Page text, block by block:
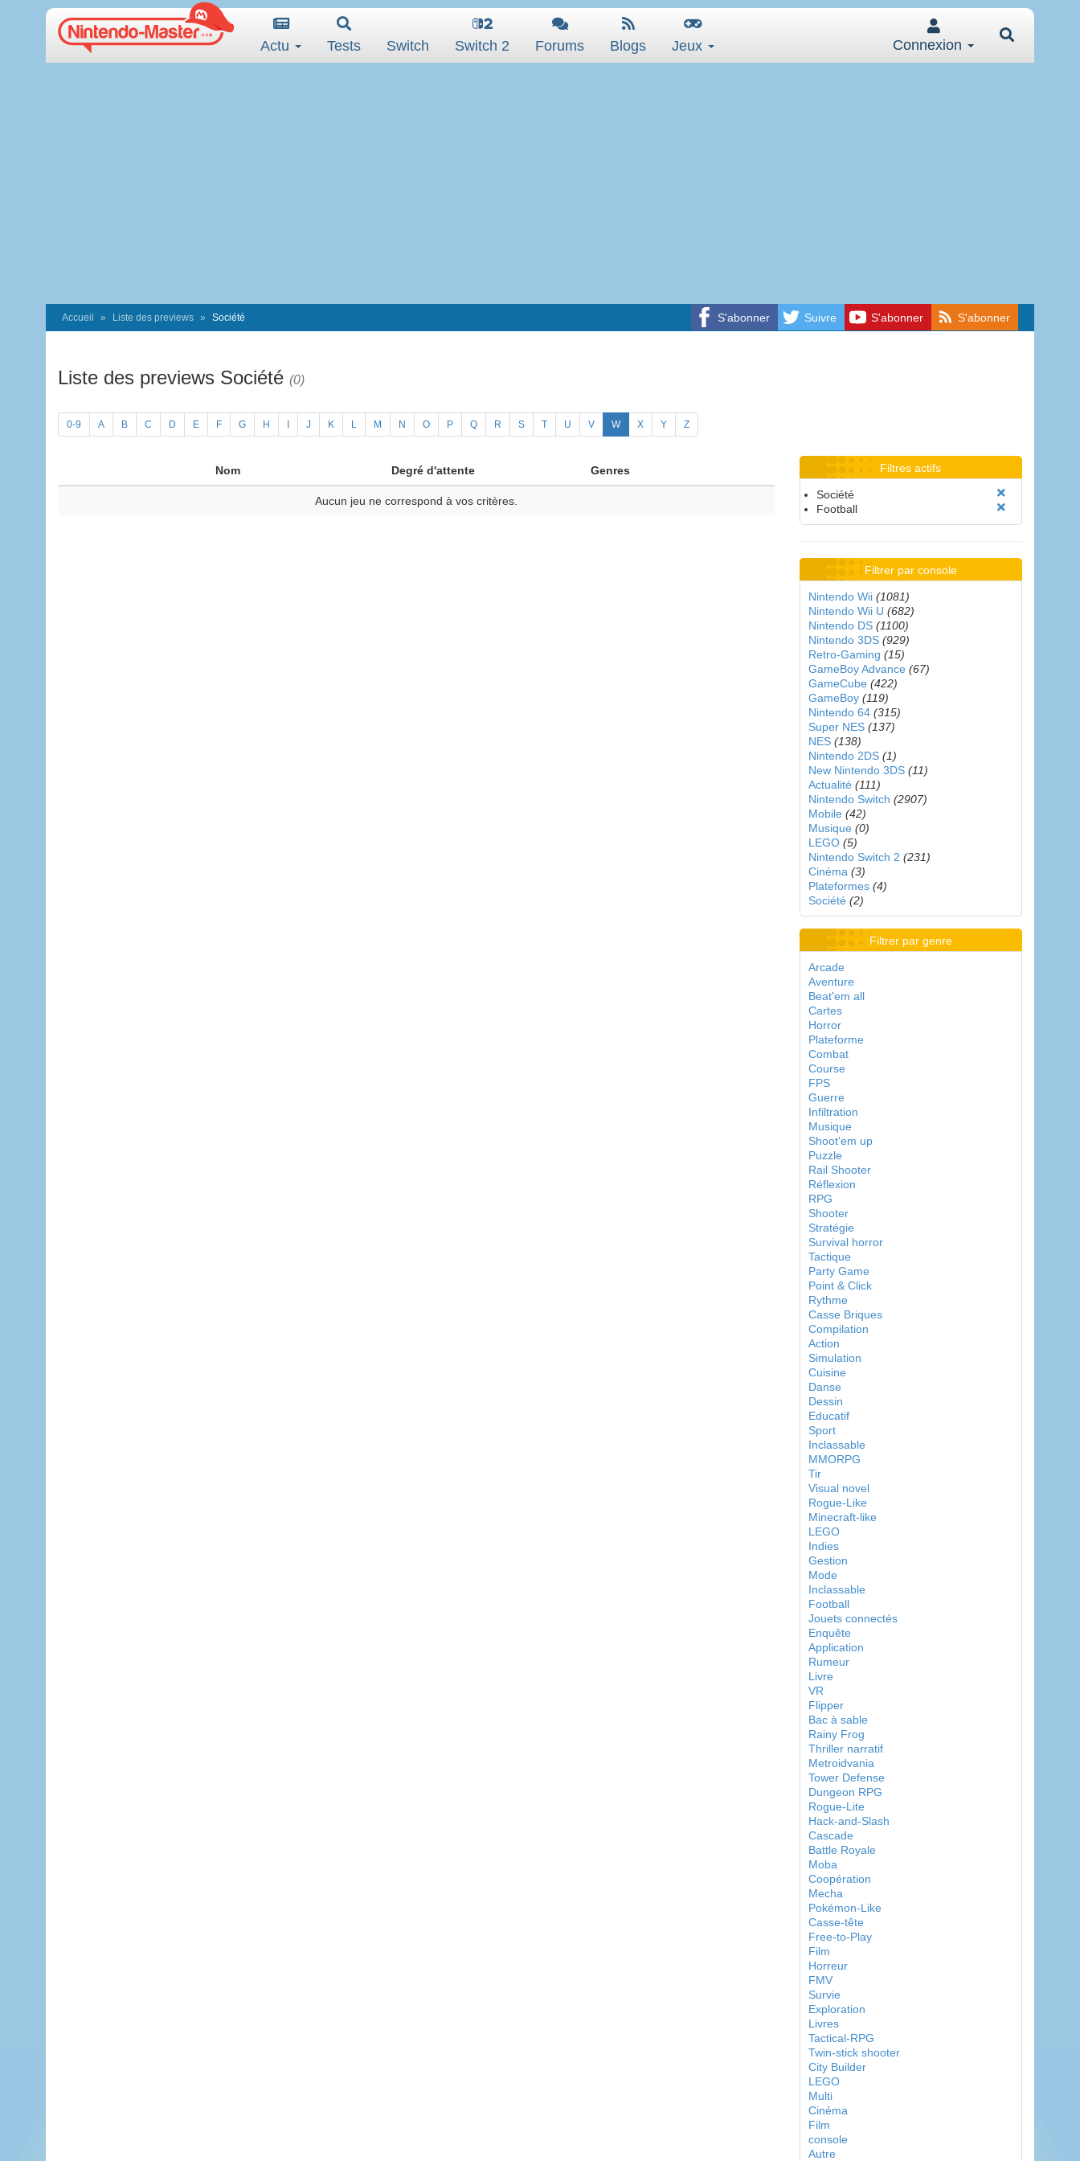
Actu Tests Switch Switch 2 Forums Blogs Jeux Connexion
S'abonner Suivre S'abonner S'abonner
Accueil Liste des previews Société
Liste des previews Société (0)
0-9 A B C D E F G H J K L M N O P Q R S T U V W X Y Z
Nom Degré d'attente Genres
Aucun jeu ne correspond à vos critères.
Filtres actifs
Société
Football
Filtrer par console
Nintendo Wii (1081)
Nintendo Wii U (682)
Nintendo DS (1100)
Nintendo 3DS (929)
Retro-Gaming (15)
GameBoy Advance (67)
GameCube (422)
GameBoy (119)
Nintendo 64 (315)
Super NES (137)
NES (138)
Nintendo 2DS (1)
New Nintendo 3DS (11)
Actualité (111)
Nintendo Switch (2907)
Mobile (42)
Musique (0)
LEGO (5)
Nintendo Switch 2 (231)
Cinéma (3)
Plateformes (4)
Société (2)
Filtrer par genre
Arcade
Aventure
Beat'em all
Cartes
Horror
Plateforme
Combat
Course
FPS
Guerre
Infiltration
Musique
Shoot'em up
Puzzle
Rail Shooter
Réflexion
RPG
Shooter
Stratégie
Survival horror
Tactique
Party Game
Point & Click
Rythme
Casse Briques
Compilation
Action
Simulation
Cuisine
Danse
Dessin
Educatif
Sport
Inclassable
MMORPG
Tir
Visual novel
Rogue-Like
Minecraft-like
LEGO
Indies
Gestion
Mode
Inclassable
Football
Jouets connectés
Enquête
Application
Rumeur
Livre
VR
Flipper
Bac à sable
Rainy Frog
Thriller narratif
Metroidvania
Tower Defense
Dungeon RPG
Rogue-Lite
Hack-and-Slash
Cascade
Battle Royale
Moba
Coopération
Mecha
Pokémon-Like
Casse-tête
Free-to-Play
Film
Horreur
FMV
Survie
Exploration
Livres
Tactical-RPG
Twin-stick shooter
City Builder
LEGO
Multi
Cinéma
Film
console
Autre